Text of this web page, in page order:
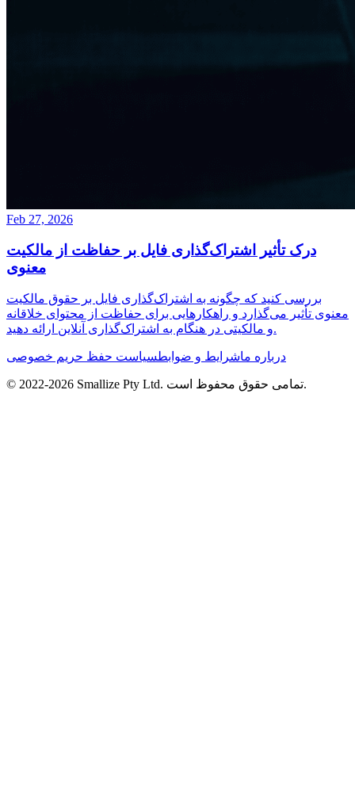
Feb 27, 2026
درک تأثیر اشتراک‌گذاری فایل بر حفاظت از مالکیت
معنوی
بررسی کنید که چگونه به اشتراک‌گذاری فایل بر حقوق مالکیت
معنوی تأثیر می‌گذارد و راهکارهایی برای حفاظت از محتوای خلاقانه
و مالکیتی در هنگام به اشتراک‌گذاری آنلاین ارائه دهید.
درباره ماشرایط و ضوابطسیاست حفظ حریم خصوصی
© 2022-2026 Smallize Pty Ltd. تمامی حقوق محفوظ است.